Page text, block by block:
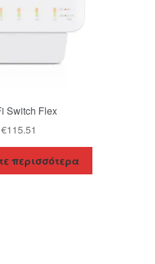
Switch Flex
€115.51
περισσότερα